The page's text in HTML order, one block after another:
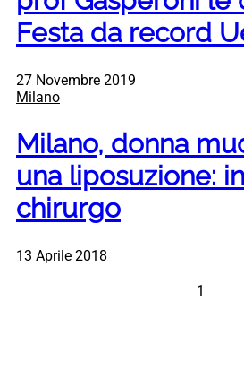
Festa da record
27 Novembre 2019
Milano
Milano, donna
una liposuzione:
chirurgo
13 Aprile 2018
1